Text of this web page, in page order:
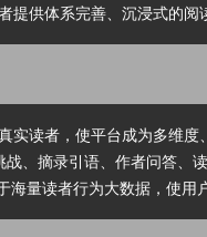
供体系完善、沉浸式的阅
读者，使平台成为多维
、摘录引语、作者问答、
量读者行为大数据，使用